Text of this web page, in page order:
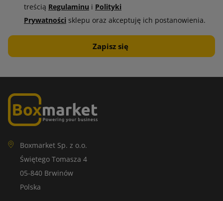
treścią Regulaminu i Polityki
Prywatności sklepu oraz akceptuję ich postanowienia.
Boxmarket Sp. z o.o.
Świętego Tomasza 4
05-840 Brwinów
Polska